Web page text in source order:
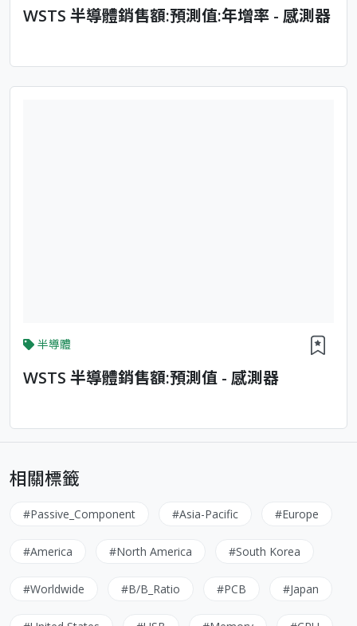
WSTS 半導體銷售額:預測值:年增率 - 感測器
半導體
WSTS 半導體銷售額:預測值 - 感測器
相關標籤
#Passive_Component #Asia-Pacific #Europe
#America #North America #South Korea
#Worldwide #B/B_Ratio #PCB #Japan